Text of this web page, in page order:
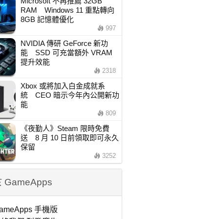
RAM Windows 11 重點轉向
8GB 記憶體優化
997
NVIDIA 傳研 GeForce 新功
能 SSD 可充當額外 VRAM
提升效能
2318
Xbox 或將加入白金成就系
統 CEO 暗示今年內公開新功
能
809
《夜勤人》Steam 限時免費
送 8 月 10 日前領取即可永久
保留
3252
GameApps
手機版